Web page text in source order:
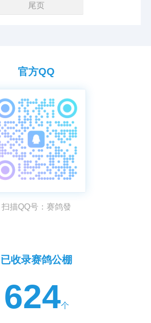
尾页
官方QQ
扫描QQ号：赛鸽發
已收录赛鸽公棚
624个